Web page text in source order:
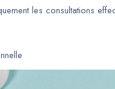
les consultations